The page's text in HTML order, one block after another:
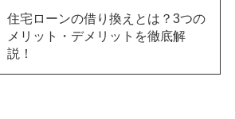
住宅ローンの借り換えとは？3つの
メリット・デメリットを徹底解
説！